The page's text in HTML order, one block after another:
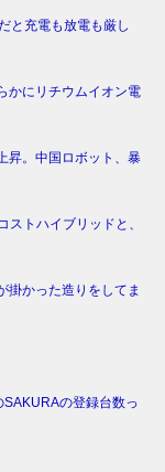
と充電も放電も厳し
かにリチウムイオン電
昇。中国ロボット、暴
トハイブリッドと、
掛かった造りをしてま
の登録台数っ